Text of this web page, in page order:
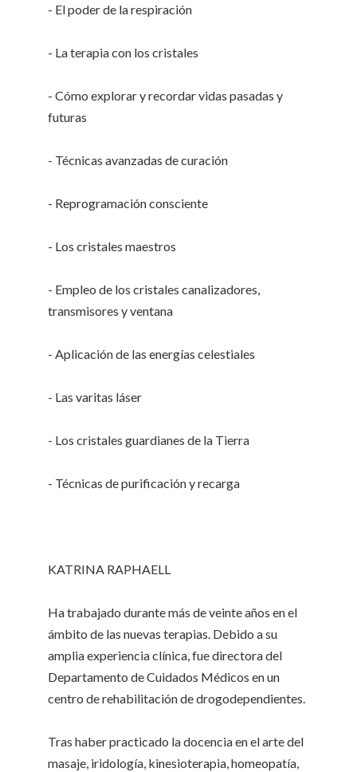
- El poder de la respiración
- La terapia con los cristales
- Cómo explorar y recordar vidas pasadas y
futuras
- Técnicas avanzadas de curación
- Reprogramación consciente
- Los cristales maestros
- Empleo de los cristales canalizadores,
transmisores y ventana
- Aplicación de las energías celestiales
- Las varitas láser
- Los cristales guardianes de la Tierra
- Técnicas de purificación y recarga
KATRINA RAPHAELL
Ha trabajado durante más de veinte años en el
ámbito de las nuevas terapias. Debido a su
amplia experiencia clínica, fue directora del
Departamento de Cuidados Médicos en un
centro de rehabilitación de drogodependientes.
Tras haber practicado la docencia en el arte del
masaje, iridología, kinesioterapia, homeopatía,